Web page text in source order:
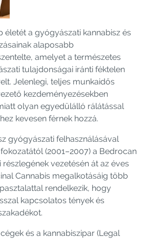
életét a gyógyászati ​​kannabisz és
alaposabb
amelyet a természetes
​​tulajdonságai iránti féktelen
Jelenlegi, teljes munkaidős
kezdeményezésekben
olyan egyedülálló rálátással
kevesen férnek hozzá.
gyógyászati ​​felhasználásával
(2001–2007) a Bedrocan
részlegének vezetésén át az éves
Cannabis megalkotásáig több
rendelkezik, hogy
kapcsolatos tények és
és a kannabiszipar (Legal